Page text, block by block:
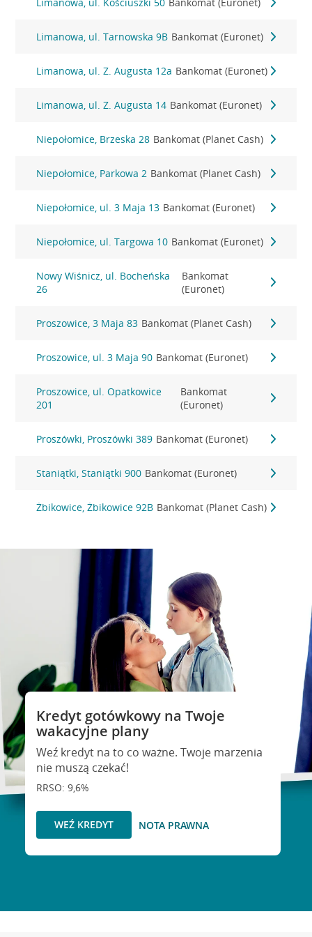
Limanowa, ul. Tarnowska 9B Bankomat (Euronet)
Limanowa, ul. Z. Augusta 12a Bankomat (Euronet)
Limanowa, ul. Z. Augusta 14 Bankomat (Euronet)
Niepołomice, Brzeska 28 Bankomat (Planet Cash)
Niepołomice, Parkowa 2 Bankomat (Planet Cash)
Niepołomice, ul. 3 Maja 13 Bankomat (Euronet)
Niepołomice, ul. Targowa 10 Bankomat (Euronet)
Nowy Wiśnicz, ul. Bocheńska
26
Bankomat
(Euronet)
Proszowice, 3 Maja 83 Bankomat (Planet Cash)
Proszowice, ul. 3 Maja 90 Bankomat (Euronet)
Proszowice, ul. Opatkowice
201
Bankomat
(Euronet)
Proszówki, Proszówki 389 Bankomat (Euronet)
Staniątki, Staniątki 900 Bankomat (Euronet)
Żbikowice, Żbikowice 92B Bankomat (Planet Cash)
Kredyt gotówkowy na Twoje
wakacyjne plany
Weź kredyt na to co ważne. Twoje marzenia
nie muszą czekać!
RRSO: 9,6%
WEŹ KREDYT NOTA PRAWNA